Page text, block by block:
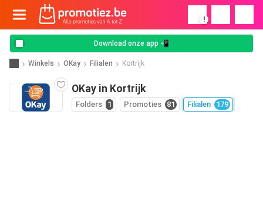
!
Download onze app 📲
Winkels OKay Filialen Kortrijk
OKay in Kortrijk
Folders 1 Promoties 81 Filialen 179